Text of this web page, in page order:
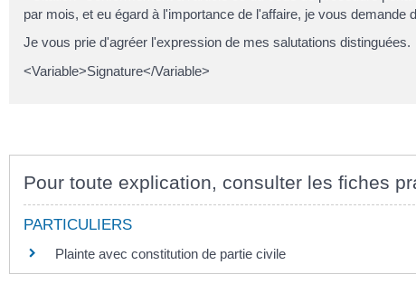
par mois, et eu égard à l'importance de l'affaire, je vous
Je vous prie d'agréer l'expression de mes salutations distinguées.
<Variable>Signature</Variable>
Pour toute explication, consulter les fiches
PARTICULIERS
Plainte avec constitution de partie civile